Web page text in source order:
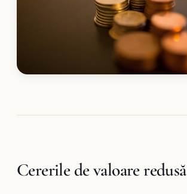
Cererile de valoare redusă